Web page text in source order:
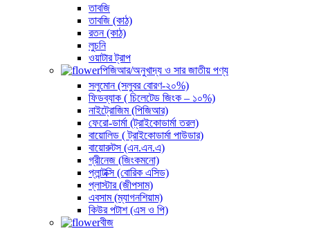
তাবজি
তাবজি (কাঠ)
রতন (কাঠ)
লুচনি
ওয়াটার ট্রাপ
পিজিআর/অনুখাদ্য ও সার জাতীয় পণ্য
সলুমোন (সলুবর বোরণ-২০%)
ফিডব্যাক ( চিলেটেড জিংক – ১০%)
নাইট্রোজিম (পিজিআর)
ফেরো-ডার্মা (ট্রাইকোডার্মা তরল)
বায়োলিড ( ট্রাইকোডার্মা পাউডার)
বায়োরুটস (এন.এন.এ)
গ্রীনেজ (জিংকমনো)
প্লান্টক্সি (বোরিক এসিড)
প্লাস্টার (জীপসাম)
এবসাম (ম্যাগনশিয়াম)
কিউর পটাশ (এস ও পি)
বীজ